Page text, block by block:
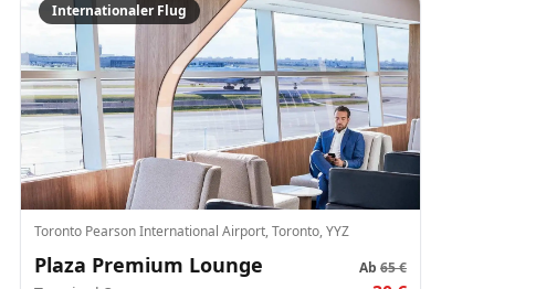
1 +
Zahlen
Zur Kasse
Karte/ApplePay
Internationaler Flug
Toronto Pearson International Airport, Toronto, YYZ
Plaza Premium Lounge Ab 65 €